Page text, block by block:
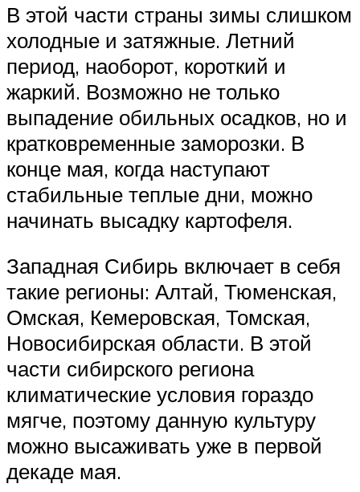
В этой части страны зимы слишком
холодные и затяжные. Летний
период, наоборот, короткий и
жаркий. Возможно не только
выпадение обильных осадков, но и
кратковременные заморозки. В
конце мая, когда наступают
стабильные теплые дни, можно
начинать высадку картофеля.
Западная Сибирь включает в себя
такие регионы: Алтай, Тюменская,
Омская, Кемеровская, Томская,
Новосибирская области. В этой
части сибирского региона
климатические условия гораздо
мягче, поэтому данную культуру
можно высаживать уже в первой
декаде мая.